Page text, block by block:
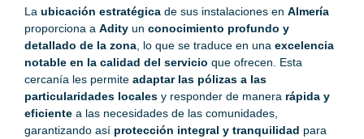
La ubicación estratégica de sus instalaciones en Almería
proporciona a Adity un conocimiento profundo y
detallado de la zona , lo que se traduce en una excelencia
notable en la calidad del servicio que ofrecen. Esta
cercanía les permite adaptar las pólizas a las
particularidades locales y responder de manera rápida y
eficiente a las necesidades de las comunidades,
garantizando así protección integral y tranquilidad para